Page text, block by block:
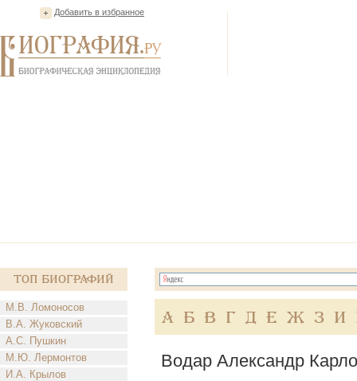
Добавить в избранное
Топ Биографий
М.В. Ломоносов
В.А. Жуковский
А.С. Пушкин
М.Ю. Лермонтов
И.А. Крылов
А Б В Г Д Е Ж З И
Водар Александр